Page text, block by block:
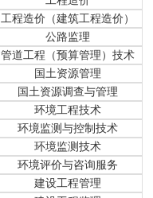
工程造价（建筑工程造价）
公路监理
管道工程（预算管理）技术
国土资源管理
国土资源调查与管理
环境工程技术
环境监测与控制技术
环境监测技术
环境评价与咨询服务
建设工程管理